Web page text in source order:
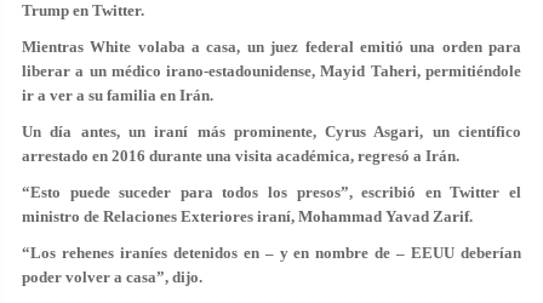
Trump en Twitter.
Mientras White volaba a casa, un juez federal emitió una orden para
liberar a un médico irano-estadounidense, Mayid Taheri, permitiéndole
ir a ver a su familia en Irán.
Un día antes, un iraní más prominente, Cyrus Asgari, un científico
arrestado en 2016 durante una visita académica, regresó a Irán.
“Esto puede suceder para todos los presos”, escribió en Twitter el
ministro de Relaciones Exteriores iraní, Mohammad Yavad Zarif.
“Los rehenes iraníes detenidos en – y en nombre de – EEUU deberían
poder volver a casa”, dijo.